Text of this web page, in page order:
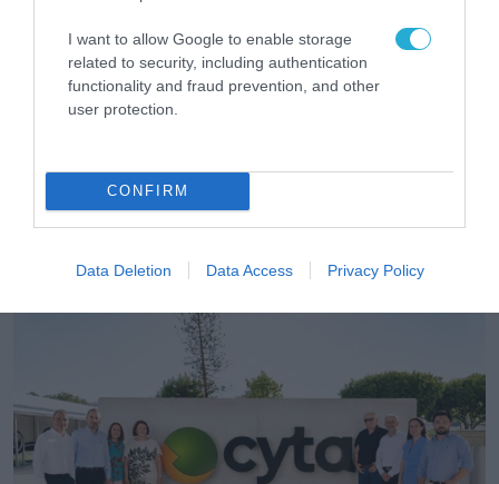
I want to allow Google to enable storage
related to security, including authentication
functionality and fraud prevention, and other
user protection.
CONFIRM
Data Deletion Data Access Privacy Policy
ΤΗΛΕΠΙΚΟΙΝΩΝΙΕΣ
Η COSMOTE TELEKOM στους “Europe’s
Climate Leaders” των Financial Times
για 4η συνεχόμενη χρονιά
Ελλάδα, και η μοναδική από τον κλάδο των
τηλεπικοινωνιών